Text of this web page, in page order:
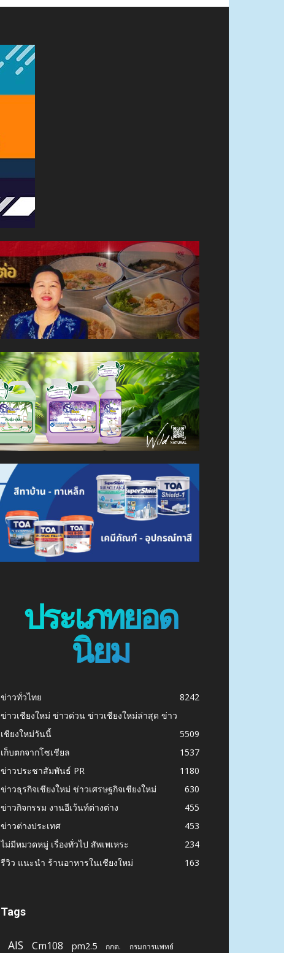
ประเภทยอด
นิยม
ข่าวทั่วไทย
8242
ข่าวเชียงใหม่ ข่าวด่วน ข่าวเชียงใหม่ล่าสุด ข่าว
เชียงใหม่วันนี้
5509
เก็บตกจากโซเชียล
1537
ข่าวประชาสัมพันธ์ PR
1180
ข่าวธุรกิจเชียงใหม่ ข่าวเศรษฐกิจเชียงใหม่
630
ข่าวกิจกรรม งานอีเว้นท์ต่างต่าง
455
ข่าวต่างประเทศ
453
ไม่มีหมวดหมู่ เรื่องทั่วไป สัพเพเหระ
234
รีวิว แนะนำ ร้านอาหารในเชียงใหม่
163
Tags
AIS Cm108 pm2.5 กกต. กรมการแพทย์